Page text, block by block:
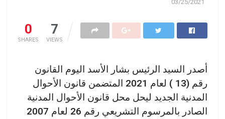
03/25/2021
0
SHARES
7
VIEWS
أصدر السيد الرئيس بشار الأسد اليوم القانون
رقم (13 ) لعام 2021 المتضمن قانون الأحوال
المدنية الجديد ليحل محل قانون الأحوال المدنية
الصادر بالمرسوم التشريعي رقم 26 لعام 2007